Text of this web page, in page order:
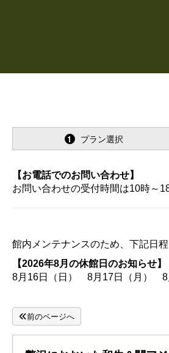
1 プラン選択
【お電話でのお問い合わせ】
お問い合わせの受付時間は10時～
館内メンテナンスのため、下記日
【2026年8月の休館日のお知らせ】
8月16日（日） 8月17日（月） 8
前のページへ